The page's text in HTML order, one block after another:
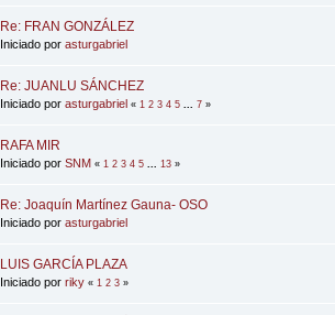
Re: FRAN GONZÁLEZ
Iniciado porasturgabriel
Re: JUANLU SÁNCHEZ
Iniciado porasturgabriel «1 2 3 4 5 ...7 »
RAFA MIR
Iniciado porSNM «1 2 3 4 5 ...13 »
Re: Joaquín Martínez Gauna- OSO
Iniciado porasturgabriel
LUIS GARCÍA PLAZA
Iniciado porriky «1 2 3 »